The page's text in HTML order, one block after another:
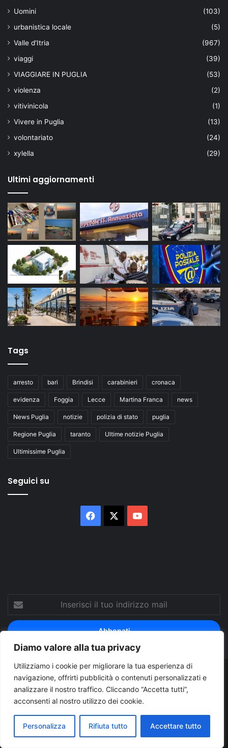
Diamo valore alla tua privacy
Utilizziamo i cookie per migliorare la tua esperienza di
navigazione, offrirti pubblicità o contenuti personalizzati e
analizzare il nostro traffico. Cliccando “Accetta tutti”,
acconsenti al nostro utilizzo dei cookie.
Personalizza Rifiuta tutto Accettare tutto
Uomini
(103)
urbanistica locale
(5)
Valle d'Itria
(967)
viaggi
(39)
VIAGGIARE IN PUGLIA
(53)
violenza
(2)
vitivinicola
(1)
Vivere in Puglia
(13)
volontariato
(24)
xylella
(29)
Ultimi aggiornamenti
Tags
arresto bari Brindisi carabinieri cronaca
evidenza Foggia Lecce Martina Franca news
News Puglia notizie polizia di stato puglia
Regione Puglia taranto Ultime notizie Puglia
Ultimissime Puglia
Seguici su
Facebook
Inserisci
tuo
indirizzo
mail
© Copyright 2026, Tutti i diritti riservati |
© Copyright
Pugliapress - Quotidiano online editore associazione giornalisti
24/10/2000. Direttore responsabile Antonio Rubino